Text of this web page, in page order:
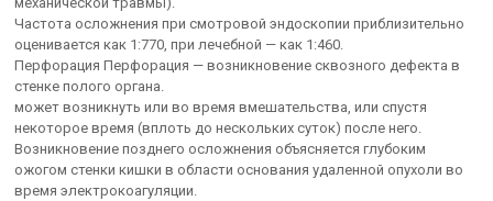
Частота осложнения при смотровой эндоскопии приблизительно
оценивается как 1:770, при лечебной — как 1:460.
Перфорация Перфорация — возникновение сквозного дефекта в
стенке полого органа.
может возникнуть или во время вмешательства, или спустя
некоторое время (вплоть до нескольких суток) после него.
Возникновение позднего осложнения объясняется глубоким
ожогом стенки кишки в области основания удаленной опухоли во
время электрокоагуляции.